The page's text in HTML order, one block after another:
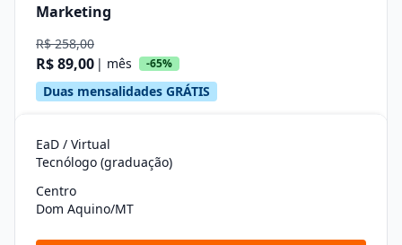
Marketing
R$ 258,00
R$ 89,00 | mês -65%
Duas mensalidades GRÁTIS
EaD / Virtual
Tecnólogo (graduação)
Centro
Dom Aquino/MT